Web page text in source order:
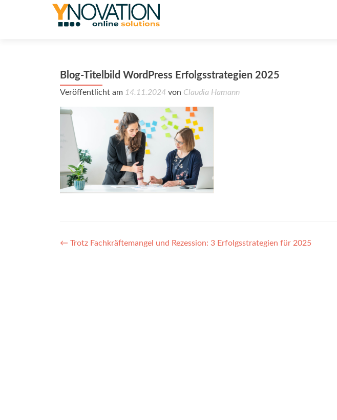
Blog-Titelbild WordPress Erfolgsstrategien 2025
Veröffentlicht am 14.11.2024 von Claudia Hamann
Post
← Trotz Fachkräftemangel und Rezession: 3 Erfolgsstrategien für 2025